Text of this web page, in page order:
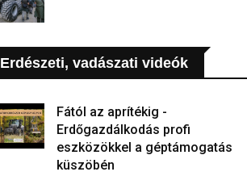
Erdészeti, vadászati videók
Fától az aprítékig -
Erdőgazdálkodás profi
eszközökkel a géptámogatás
küszöbén